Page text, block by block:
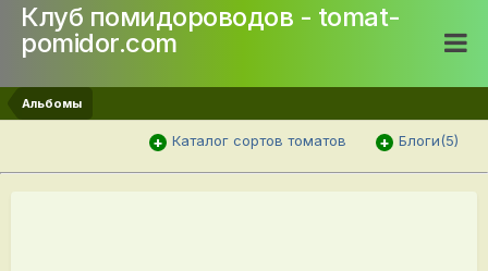
Клуб помидороводов - tomat-
pomidor.com
Альбомы
Каталог сортов томатов Блоги(5)